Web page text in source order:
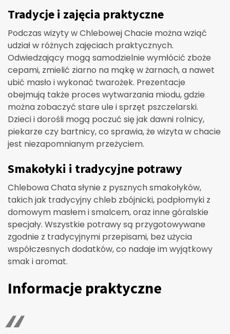
Tradycje i zajęcia praktyczne
Podczas wizyty w Chlebowej Chacie można wziąć
udział w różnych zajęciach praktycznych.
Odwiedzający mogą samodzielnie wymłócić zboże
cepami, zmielić ziarno na mąkę w żarnach, a nawet
ubić masło i wykonać twarożek. Prezentacje
obejmują także proces wytwarzania miodu, gdzie
można zobaczyć stare ule i sprzęt pszczelarski.
Dzieci i dorośli mogą poczuć się jak dawni rolnicy,
piekarze czy bartnicy, co sprawia, że wizyta w chacie
jest niezapomnianym przeżyciem.
Smakołyki i tradycyjne potrawy
Chlebowa Chata słynie z pysznych smakołyków,
takich jak tradycyjny chleb zbójnicki, podpłomyki z
domowym masłem i smalcem, oraz inne góralskie
specjały. Wszystkie potrawy są przygotowywane
zgodnie z tradycyjnymi przepisami, bez użycia
współczesnych dodatków, co nadaje im wyjątkowy
smak i aromat.
Informacje praktyczne